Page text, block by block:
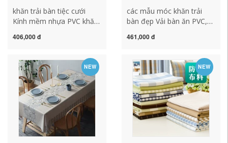
khăn trải bàn tiệc cưới
Kính mềm nhựa PVC khăn
chống đóng cặn chống
suốt thảm trải bàn cà phê
tấm pha lê dày khăn trải
bàn không thấm nước
mẫu khăn trải bàn hội nghị
đẹp
406,000 đ
các mẫu móc khăn trải
bàn đẹp Vải bàn ăn PVC,
chống vi khuẩn Bắc Âu
nhật màu đỏ khăn trải bàn
màu trắng các mẫu móc
khăn trải bàn đẹp
461,000 đ
NEW NEW